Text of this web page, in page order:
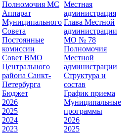
Полномочия МС
Аппарат
Муниципального
Совета
Постоянные
комиссии
Совет ВМО
Центрального
района Санкт-
Петербурга
Бюджет
2026
2025
2024
2023
Местная
администрация
Глава Местной
администрации
МО № 78
Полномочия
Местной
администрации
Cтруктура и
состав
График приема
Муниципальные
программы
2026
2025